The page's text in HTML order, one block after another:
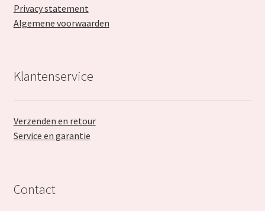
Privacy statement
Algemene voorwaarden
Klantenservice
Verzenden en retour
Service en garantie
Contact